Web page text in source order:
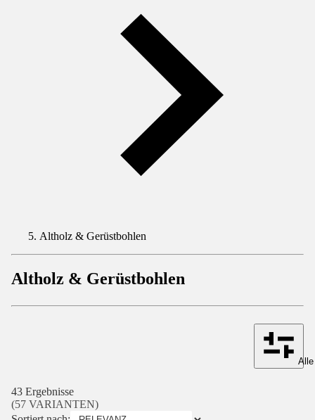
Altholz & Gerüstbohlen
Altholz & Gerüstbohlen
43 Ergebnisse
(57 VARIANTEN)